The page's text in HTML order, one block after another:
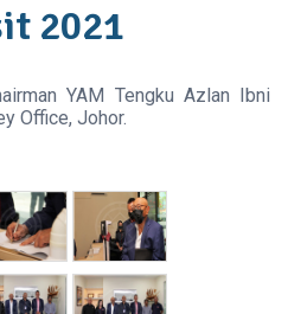
2021
YAM Tengku Azlan Ibni
Office, Johor.